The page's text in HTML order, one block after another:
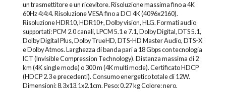
un trasmettitore e un ricevitore. Risoluzione massima fino a 4K
60Hz 4:4:4. Risoluzione VESA fino a DCI 4K (4096x2160).
Risoluzione HDR10, HDR10+, Dolby vision, HLG. Formati audio
supportati: PCM 2.0 canali, LPCM 5.1 e 7.1, Dolby Digital, DTS 5.1,
Dolby Digital Plus, Dolby TrueHD, DTS-HD Master Audio, DTS-X
e Dolby Atmos. Larghezza di banda pari a 18 Gbps con tecnologia
ICT (Invisible Compression Technology). Distanza massima di 2
km (4K single mode) o 300 m (4K multi mode). Certificato HDCP
(HDCP 2.3 e precedenti). Consumo energetico totale di 12W.
Dimensioni: 8.3x13.1x2.1cm. Peso: 0.27 kg Colore: nero.